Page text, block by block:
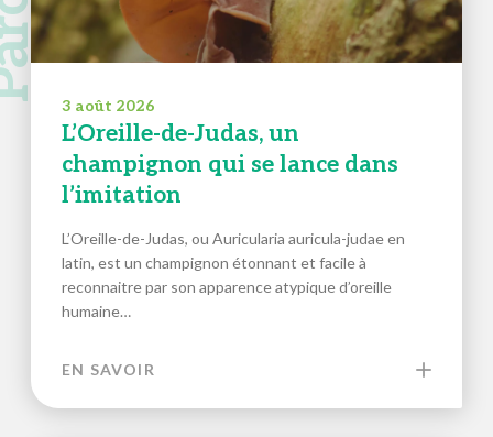
3 août 2026
L’Oreille-de-Judas, un
champignon qui se lance dans
l’imitation
L’Oreille-de-Judas, ou Auricularia auricula-judae en
latin, est un champignon étonnant et facile à
reconnaitre par son apparence atypique d’oreille
humaine…
EN SAVOIR